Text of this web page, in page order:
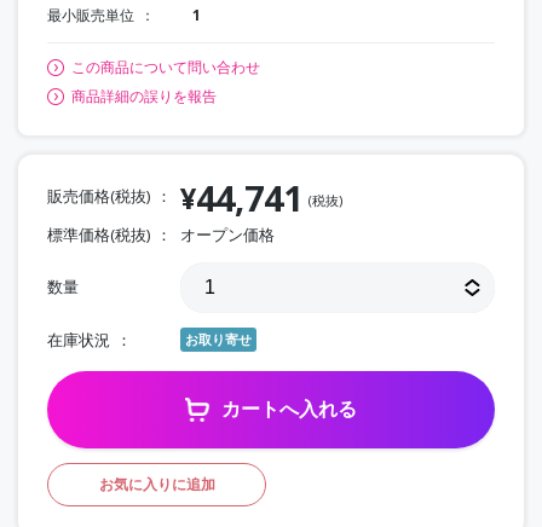
最小販売単位 1
この商品について問い合わせ
商品詳細の誤りを報告
販売価格(税抜) ¥44,741 (税抜)
標準価格(税抜) オープン価格
数量
在庫状況 お取り寄せ
カートへ入れる
お気に入りに追加